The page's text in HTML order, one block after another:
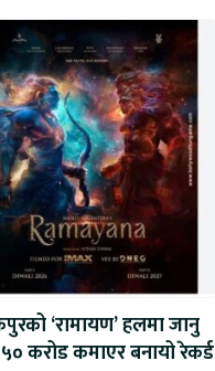
‘रामायण’ हलमा जानु
करोड कमाएर बनायो रेकर्ड